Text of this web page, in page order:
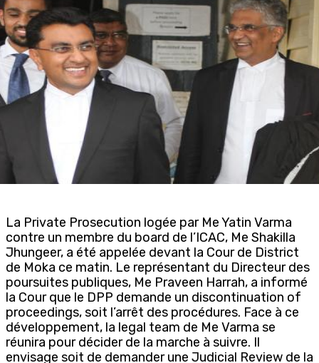
La Private Prosecution logée par Me Yatin Varma
contre un membre du board de l’ICAC, Me Shakilla
Jhungeer, a été appelée devant la Cour de District
de Moka ce matin. Le représentant du Directeur des
poursuites publiques, Me Praveen Harrah, a informé
la Cour que le DPP demande un discontinuation of
proceedings, soit l’arrêt des procédures. Face à ce
développement, la legal team de Me Varma se
réunira pour décider de la marche à suivre. Il
envisage soit de demander une Judicial Review de la